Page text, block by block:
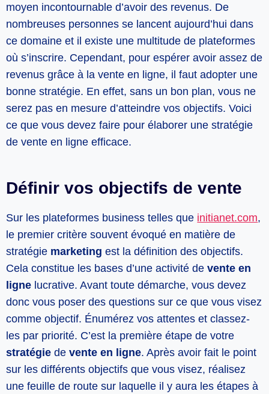
moyen incontournable d’avoir des revenus. De
nombreuses personnes se lancent aujourd’hui dans
ce domaine et il existe une multitude de plateformes
où s’inscrire. Cependant, pour espérer avoir assez de
revenus grâce à la vente en ligne, il faut adopter une
bonne stratégie. En effet, sans un bon plan, vous ne
serez pas en mesure d’atteindre vos objectifs. Voici
ce que vous devez faire pour élaborer une stratégie
de vente en ligne efficace.
Définir vos objectifs de vente
Sur les plateformes business telles que initianet.com,
le premier critère souvent évoqué en matière de
stratégie marketing est la définition des objectifs.
Cela constitue les bases d’une activité devente en
ligne lucrative. Avant toute démarche, vous devez
donc vous poser des questions sur ce que vous visez
comme objectif. Énumérez vos attentes et classez-
les par priorité. C’est la première étape de votre
stratégie devente en ligne. Après avoir fait le point
sur les différents objectifs que vous visez, réalisez
une feuille de route sur laquelle il y aura les étapes à